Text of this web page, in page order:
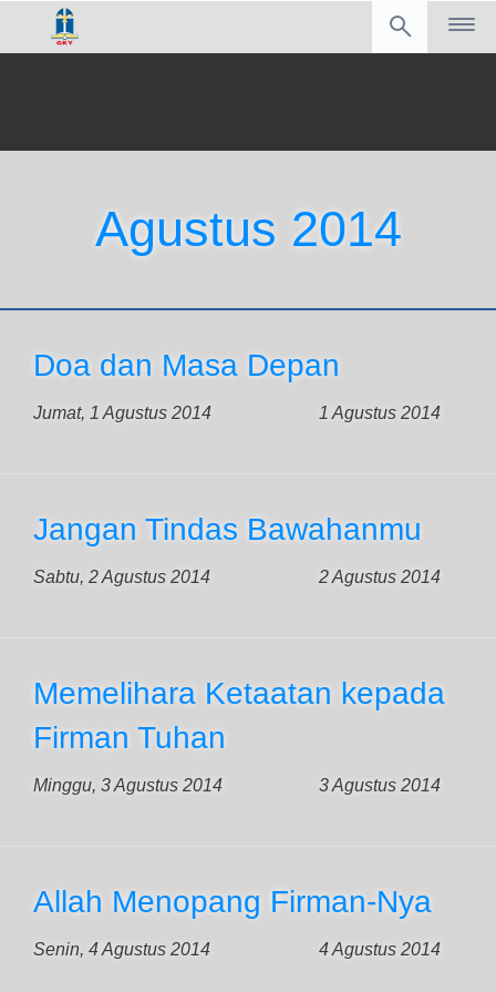
Agustus 2014
Doa dan Masa Depan
Jumat, 1 Agustus 2014 1 Agustus 2014
Jangan Tindas Bawahanmu
Sabtu, 2 Agustus 2014 2 Agustus 2014
Memelihara Ketaatan kepada
Firman Tuhan
Minggu, 3 Agustus 2014 3 Agustus 2014
Allah Menopang Firman-Nya
Senin, 4 Agustus 2014 4 Agustus 2014